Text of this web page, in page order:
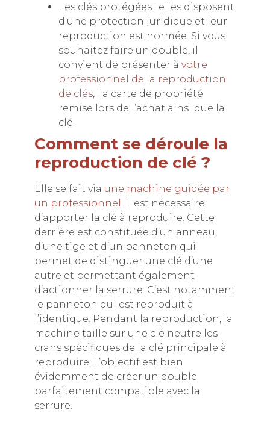
Les clés protégées : elles disposent
d’une protection juridique et leur
reproduction est normée. Si vous
souhaitez faire un double, il
convient de présenter à votre
professionnel de la reproduction
de clés, la carte de propriété
remise lors de l’achat ainsi que la
clé.
Comment se déroule la
reproduction de clé ?
Elle se fait via une machine guidée par
un professionnel
. Il est nécessaire
d’apporter la clé à reproduire. Cette
derrière est constituée d’un anneau,
d’une tige et d’un panneton qui
permet de distinguer une clé d’une
autre et permettant également
d’actionner la serrure. C’est notamment
le panneton qui est reproduit à
l’identique. Pendant la reproduction, la
machine taille sur une clé neutre les
crans spécifiques de la clé principale à
reproduire. L’objectif est bien
évidemment de créer un double
parfaitement compatible avec la
serrure.